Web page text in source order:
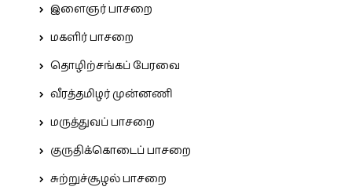
இளைஞர் பாசறை
மகளிர் பாசறை
தொழிற்சங்கப் பேரவை
வீரத்தமிழர் முன்னணி
மருத்துவப் பாசறை
குருதிக்கொடைப் பாசறை
சுற்றுச்சூழல் பாசறை